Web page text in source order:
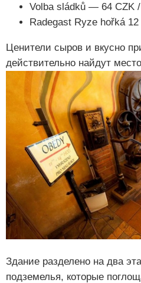
Volba sládků — 64 CZK
Radegast Ryze hořká
Ценители сыров и вкусно
действительно найдут
Здание разделено на два
подземелья, которые